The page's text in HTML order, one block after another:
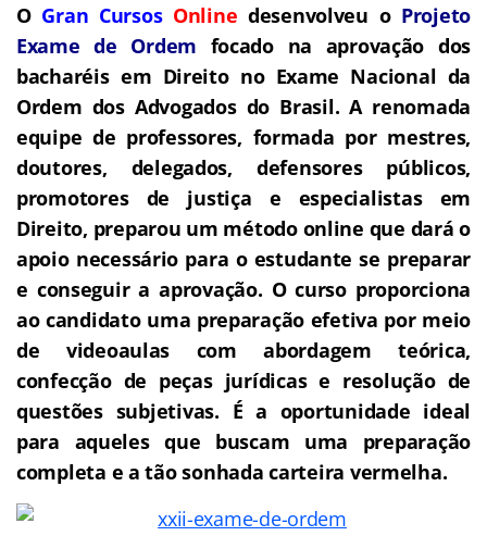
O Gran Cursos Online desenvolveu o Projeto
Exame de Ordem focado na aprovação dos
bacharéis em Direito no Exame Nacional da
Ordem dos Advogados do Brasil. A renomada
equipe de professores, formada por mestres,
doutores, delegados, defensores públicos,
promotores de justiça e especialistas em
Direito, preparou um método online que dará o
apoio necessário para o estudante se preparar
e conseguir a aprovação. O curso proporciona
ao candidato uma preparação efetiva por meio
de videoaulas com abordagem teórica,
confecção de peças jurídicas e resolução de
questões subjetivas. É a oportunidade ideal
para aqueles que buscam uma preparação
completa e a tão sonhada carteira vermelha.